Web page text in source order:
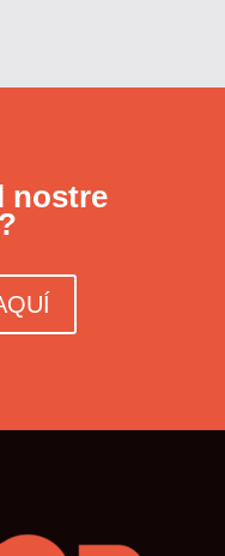
nostre